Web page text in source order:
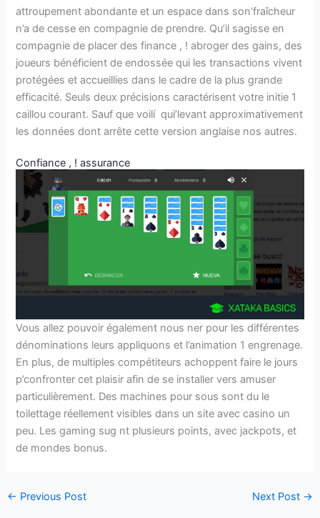
attroupement abondante et un espace dans son’fraîcheur
n’a de cesse en compagnie de prendre. Qu’il sagisse en
compagnie de placer des finance , ! abroger des gains, des
joueurs bénéficient de endossée qui les transactions vivent
protégées et accueillies dans le cadre de la plus grande
efficacité. Seuls deux précisions caractérisent votre initie 1
caillou courant. Sauf que voilí qui’levant approximativement
les données dont arrête cette version anglaise nos autres.
Confiance , ! assurance
Vous allez pouvoir également nous ner pour les différentes
dénominations leurs appliquons et l’animation 1 engrenage.
En plus, de multiples compétiteurs achoppent faire le jours
p’confronter cet plaisir afin de se installer vers amuser
particulièrement. Des machines pour sous sont du le
toilettage réellement visibles dans un site avec casino un
peu. Les gaming sug nt plusieurs points, avec jackpots, et
de mondes bonus.
← Previous Post Next Post →